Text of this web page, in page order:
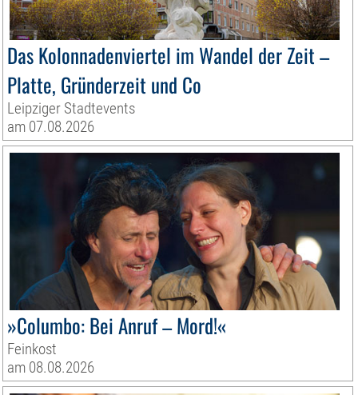
Das Kolonnadenviertel im Wandel der Zeit –
Platte, Gründerzeit und Co
Leipziger Stadtevents
am 07.08.2026
»Columbo: Bei Anruf – Mord!«
Feinkost
am 08.08.2026